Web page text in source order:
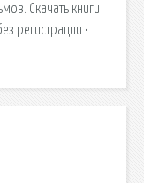
Скачать книги
регистрации •